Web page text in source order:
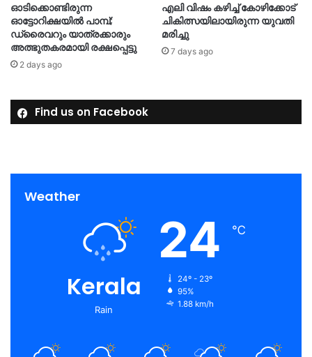
ഓടിക്കൊണ്ടിരുന്ന
ഓട്ടോറിക്ഷയിൽ പാമ്പ്;
ഡ്രൈവറും യാത്രക്കാരും
അത്ഭുതകരമായി രക്ഷപ്പെട്ടു
2 days ago
എലി വിഷം കഴിച്ച് കോഴിക്കോട്
ചികിത്സയിലായിരുന്ന യുവതി
മരിച്ചു
7 days ago
Find us on Facebook
Weather
Kerala
Rain
24 ℃
24º - 23º
95%
1.88 km/h